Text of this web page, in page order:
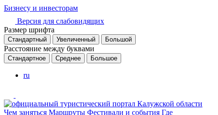
Бизнесу и инвесторам
Версия для слабовидящих
Размер шрифта
Стандартный Увеличенный Большой
Расстояние между буквами
Стандартное Среднее Большое
ru
Чем заняться Маршруты Фестивали и события Где